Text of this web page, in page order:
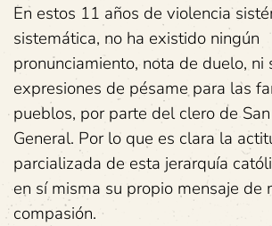
En estos 11 años de violencia
sistemática, no ha existido ningún
pronunciamiento, nota de duelo, ni
expresiones de pésame para las
pueblos, por parte del clero de
General. Por lo que es clara la
parcializada de esta jerarquía
en sí misma su propio mensaje de
compasión.